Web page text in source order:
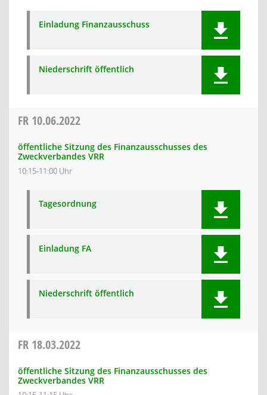
Einladung Finanzausschuss
Niederschrift öffentlich
FR 10.06.2022
öffentliche Sitzung des Finanzausschusses des
Zweckverbandes VRR
10:15-11:00 Uhr
Tagesordnung
Einladung FA
Niederschrift öffentlich
FR 18.03.2022
öffentliche Sitzung des Finanzausschusses des
Zweckverbandes VRR